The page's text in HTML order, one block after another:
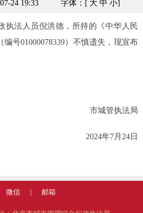
24 19:33 字体：[ 大 中 小]
法人员倪洪德，所持的《中华人民
号01000078339）不慎遗失，现宣布
市城管执法局
2024年7月24日
微信 邮箱